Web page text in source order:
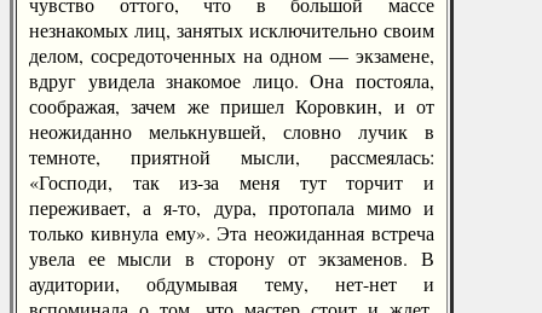
незнакомых лиц, занятых исключительно своим
делом, сосредоточенных на одном — экзамене,
вдруг увидела знакомое лицо. Она постояла,
соображая, зачем же пришел Коровкин, и от
неожиданно мелькнувшей, словно лучик в
темноте, приятной мысли, рассмеялась:
«Господи, так из-за меня тут торчит и
переживает, а я-то, дура, протопала мимо и
только кивнула ему». Эта неожиданная встреча
увела ее мысли в сторону от экзаменов. В
аудитории, обдумывая тему, нет-нет и